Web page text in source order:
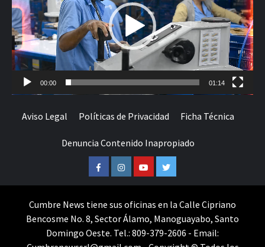
00:00 01:14
Aviso Legal Políticas de Privacidad Ficha Técnica
Denuncia Contenido Inapropiado
FacebookInstagramYoutubeTwitter
Cumbre News tiene sus oficinas en la Calle Cipriano
Bencosme No. 8, Sector Álamo, Manoguayabo, Santo
Domingo Oeste. Tel.: 809-379-2606 - Email: